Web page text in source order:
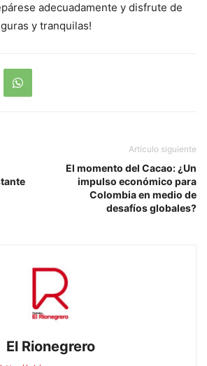
adecuadamente y disfrute de
y tranquilas!
Artículo siguiente
El momento del Cacao: ¿Un
impulso económico para
Colombia en medio de
desafíos globales?
El Rionegrero